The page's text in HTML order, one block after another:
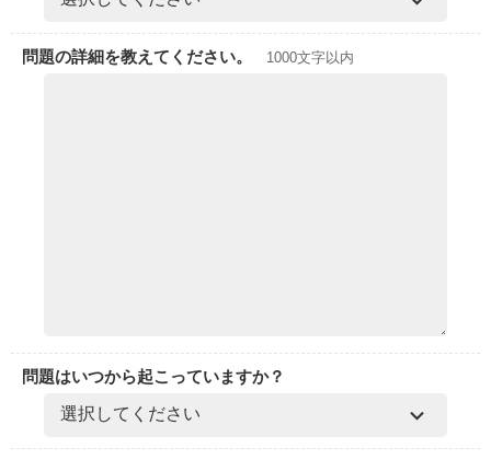
問題の詳細を教えてください。 1000文字以内
問題はいつから起こっていますか？